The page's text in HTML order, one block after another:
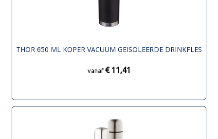
THOR 650 ML KOPER VACUÜM GEÏSOLEERDE DRINKFLES
vanaf € 11,41